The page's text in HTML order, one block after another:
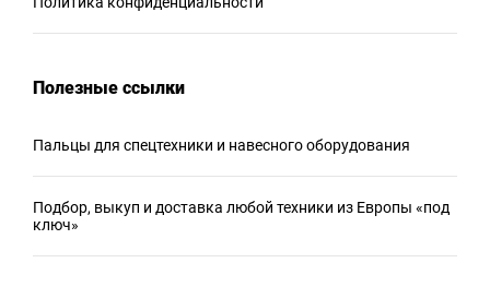
Полезные ссылки
Пальцы для спецтехники и навесного оборудования
Подбор, выкуп и доставка любой техники из Европы «под
ключ»